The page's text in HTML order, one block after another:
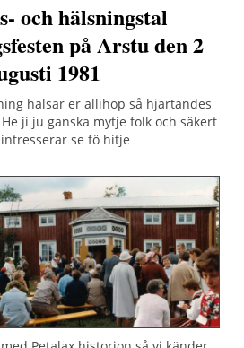
och hälsningstal
på Arstu den 2
1981
hälsar er allihop så hjärtandes
ji ju ganska mytje folk och säkert
se fö hitje